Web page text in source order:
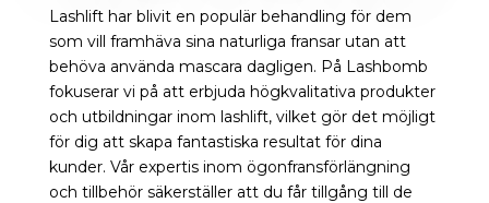
Lashlift har blivit en populär behandling för dem
som vill framhäva sina naturliga fransar utan att
behöva använda mascara dagligen. På Lashbomb
fokuserar vi på att erbjuda högkvalitativa produkter
och utbildningar inom lashlift, vilket gör det möjligt
för dig att skapa fantastiska resultat för dina
kunder. Vår expertis inom ögonfransförlängning
och tillbehör säkerställer att du får tillgång till de